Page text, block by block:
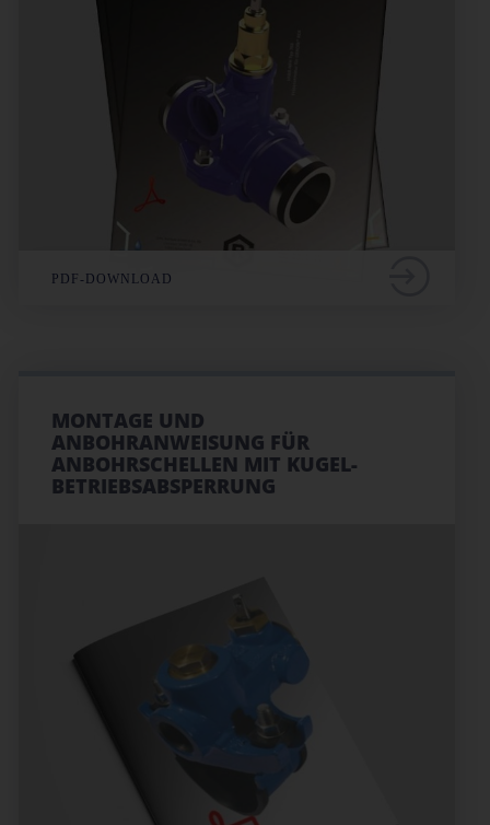
PDF-DOWNLOAD
MONTAGE UND
ANBOHRANWEISUNG FÜR
ANBOHRSCHELLEN MIT KUGEL-
BETRIEBSABSPERRUNG